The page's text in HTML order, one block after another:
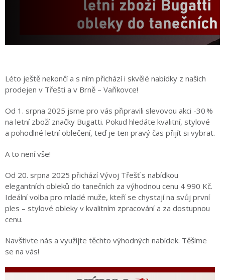
Léto ještě nekončí a s ním přichází i skvělé nabídky z našich
prodejen v Třešti a v Brně – Vaňkovce!
Od 1. srpna 2025 jsme pro vás připravili slevovou akci -30 %
na letní zboží značky Bugatti. Pokud hledáte kvalitní, stylové
a pohodlné letní oblečení, teď je ten pravý čas přijít si vybrat.
A to není vše!
Od 20. srpna 2025 přichází Vývoj Třešť s nabídkou
elegantních obleků do tanečních za výhodnou cenu 4 990 Kč.
Ideální volba pro mladé muže, kteří se chystají na svůj první
ples – stylové obleky v kvalitním zpracování a za dostupnou
cenu.
Navštivte nás a využijte těchto výhodných nabídek. Těšíme
se na vás!